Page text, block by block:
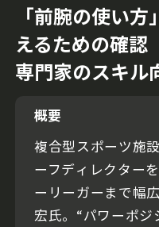
「前腕の使い
えるための確
専門家のスキル
概要
複合型スポーツ施
ーフディレクター
ーリーガーまで幅
宏氏。“パワーポ